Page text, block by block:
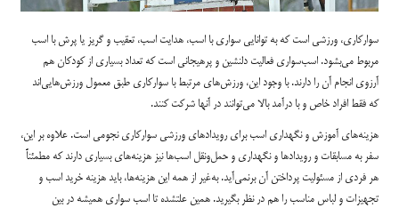
سوارکاری، ورزشی است که به توانایی سواری با اسب، هدایت اسب، تعقیب و گریز یا پرش با اسب
مربوط می‌بشود. اسب‌سواری فعالیت دلنشین و پرهیجانی است که تعداد بسیاری از کودکان هم
آرزوی انجام آن را دارند. با وجود این‌، ورزش‌های مرتبط با سوارکاری طبق معمول ورزش‌هایی‌اند
که فقط افراد خاص و با درآمد بالا می‌توانند در آنها شرکت کنند.
هزینه‌های آموزش و نگهداری اسب برای رویدادهای ورزشی سوارکاری نجومی است. علاوه بر این،
سفر به مسابقات و رویدادها و نگهداری و حمل‌ونقل اسب‌ها نیز هزینه‌های بسیاری دارند که مطمئناً
هر فردی از مسئولیت پرداختن آن برنمی‌آید. به‌غیر از همه این هزینه‌ها، باید هزینه خرید اسب و
تجهیزات و لباس مناسب را هم در نظر بگیرید. همین علتشده تا اسب سواری همیشه در بین